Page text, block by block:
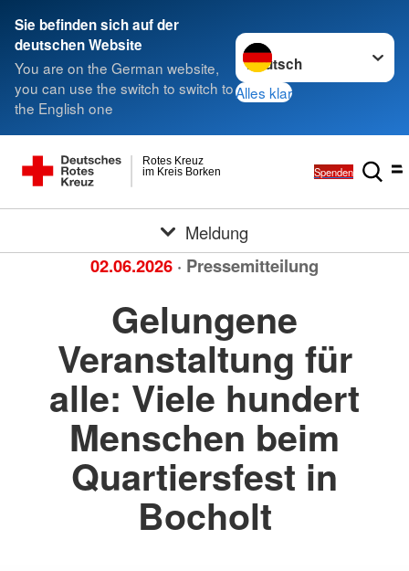
Sie befinden sich auf der
deutschen Website
You are on the German website,
you can use the switch to switch to
the English one
Sprache wechseln zu
Alles klar
im Kreis Borken
Rotes Kreuz
Spenden
Meldung
02.06.2026 · Pressemitteilung
Gelungene
Veranstaltung für
alle: Viele hundert
Menschen beim
Quartiersfest in
Bocholt